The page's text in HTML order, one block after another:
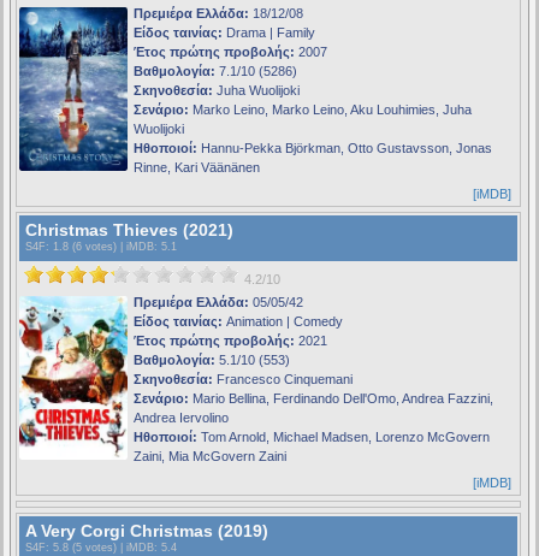
Πρεμιέρα Ελλάδα: 18/12/08
Είδος ταινίας: Drama | Family
Έτος πρώτης προβολής: 2007
Βαθμολογία: 7.1/10 (5286)
Σκηνοθεσία: Juha Wuolijoki
Σενάριο: Marko Leino, Marko Leino, Aku Louhimies, Juha
Wuolijoki
Ηθοποιοί: Hannu-Pekka Björkman, Otto Gustavsson, Jonas
Rinne, Kari Väänänen
[iMDB]
Christmas Thieves (2021)
S4F : 1.8 (6 votes) | iMDB: 5.1
4.2/10
Πρεμιέρα Ελλάδα: 05/05/42
Είδος ταινίας: Animation | Comedy
Έτος πρώτης προβολής: 2021
Βαθμολογία: 5.1/10 (553)
Σκηνοθεσία: Francesco Cinquemani
Σενάριο: Mario Bellina, Ferdinando Dell'Omo, Andrea Fazzini,
Andrea Iervolino
Ηθοποιοί: Tom Arnold, Michael Madsen, Lorenzo McGovern
Zaini, Mia McGovern Zaini
[iMDB]
A Very Corgi Christmas (2019)
S4F : 5.8 (5 votes) | iMDB: 5.4